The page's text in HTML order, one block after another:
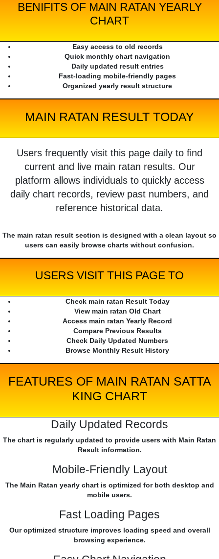
BENIFITS OF MAIN RATAN YEARLY
CHART
Easy access to old records
Quick monthly chart navigation
Daily updated result entries
Fast-loading mobile-friendly pages
Organized yearly result structure
MAIN RATAN RESULT TODAY
Users frequently visit this page daily to find
current and live main ratan results. Our
platform allows individuals to quickly access
daily chart records, review past numbers, and
reference historical data.
The main ratan result section is designed with a clean layout so
users can easily browse charts without confusion.
USERS VISIT THIS PAGE TO
Check main ratan Result Today
View main ratan Old Chart
Access main ratan Yearly Record
Compare Previous Results
Check Daily Updated Numbers
Browse Monthly Result History
FEATURES OF MAIN RATAN SATTA
KING CHART
Daily Updated Records
The chart is regularly updated to provide users with Main Ratan
Result information.
Mobile-Friendly Layout
The Main Ratan yearly chart is optimized for both desktop and
mobile users.
Fast Loading Pages
Our optimized structure improves loading speed and overall
browsing experience.